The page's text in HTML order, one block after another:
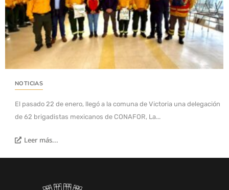
NOTICIAS
El pasado 22 de enero, llegó a la comuna de Victoria una delegación
de 62 brigadistas mexicanos de CONAFOR, La...
Leer más...